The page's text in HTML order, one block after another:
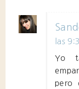
las
Yo
pero